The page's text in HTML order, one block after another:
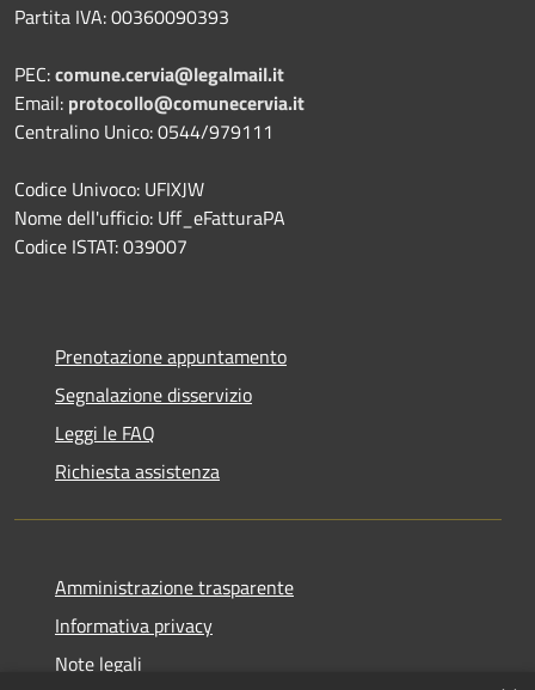
Partita IVA: 00360090393
PEC:comune.cervia@legalmail.it
Email: protocollo@comunecervia.it
Centralino Unico: 0544/979111
Codice Univoco: UFIXJW
Nome dell'ufficio: Uff_eFatturaPA
Codice ISTAT: 039007
Prenotazione appuntamento
Segnalazione disservizio
Leggi le FAQ
Richiesta assistenza
Amministrazione trasparente
Informativa privacy
Note legali